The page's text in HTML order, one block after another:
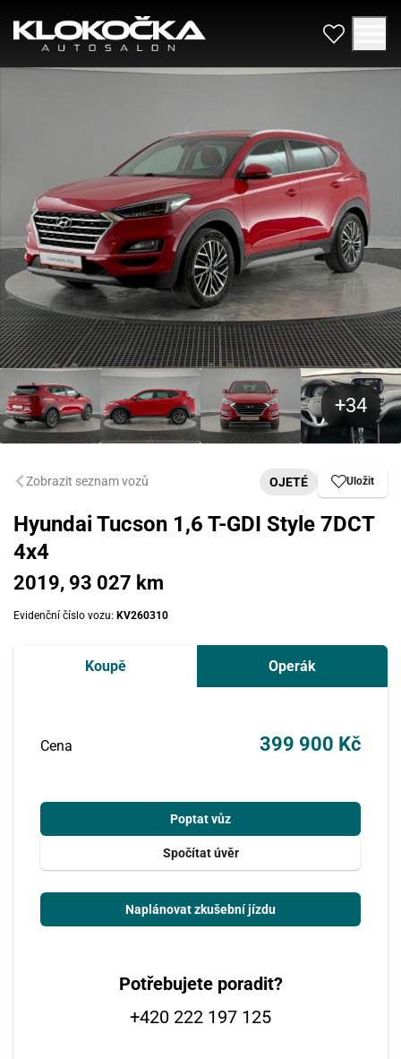
Zobrazit seznam vozů OJETÉ Uložit
Hyundai Tucson 1,6 T-GDI Style 7DCT
4x4
2019, 93 027 km
Evidenční číslo vozu: KV260310
Koupě Operák
Cena 399 900 Kč
Poptat vůz
Spočítat úvěr
Naplánovat zkušební jízdu
Potřebujete poradit?
+420 222 197 125